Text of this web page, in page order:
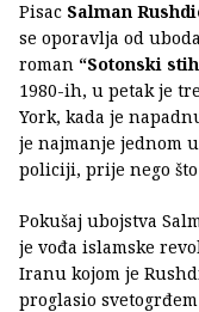
Pisac Salman
se oporavlja od
roman “Sotonski
1980-ih, u petak je
York, kada je
je najmanje jednom
policiji, prije nego
Pokušaj ubojstva
je vođa islamske
Iranu kojom je
proglasio